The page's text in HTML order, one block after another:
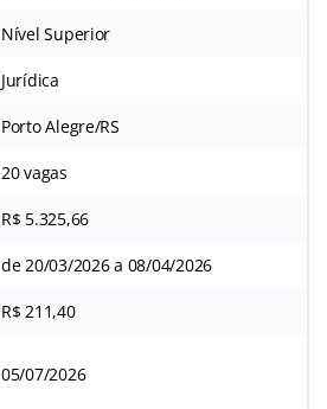
Nível Superior
Jurídica
Porto Alegre/RS
20 vagas
R$ 5.325,66
de 20/03/2026 a 08/04/2026
R$ 211,40
05/07/2026